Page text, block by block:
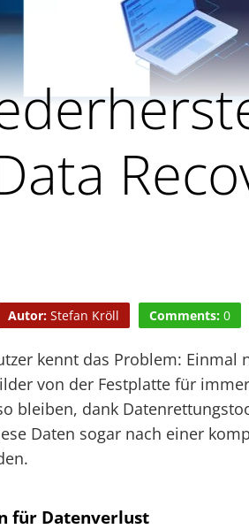
Autor: Stefan Kröll Comments: 0
kennt das Problem:
von der Festplatte für
bleiben, dank
Daten sogar nach einer
für Datenverlust